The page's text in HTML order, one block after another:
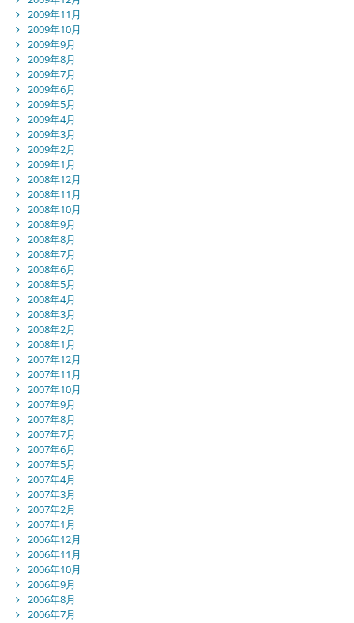
2009年11月
2009年10月
2009年9月
2009年8月
2009年7月
2009年6月
2009年5月
2009年4月
2009年3月
2009年2月
2009年1月
2008年12月
2008年11月
2008年10月
2008年9月
2008年8月
2008年7月
2008年6月
2008年5月
2008年4月
2008年3月
2008年2月
2008年1月
2007年12月
2007年11月
2007年10月
2007年9月
2007年8月
2007年7月
2007年6月
2007年5月
2007年4月
2007年3月
2007年2月
2007年1月
2006年12月
2006年11月
2006年10月
2006年9月
2006年8月
2006年7月